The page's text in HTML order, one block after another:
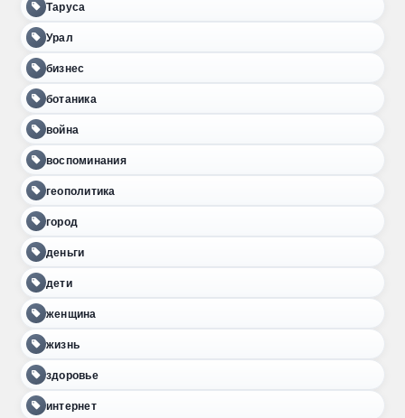
Таруса
Урал
бизнес
ботаника
война
воспоминания
геополитика
город
деньги
дети
женщина
жизнь
здоровье
интернет